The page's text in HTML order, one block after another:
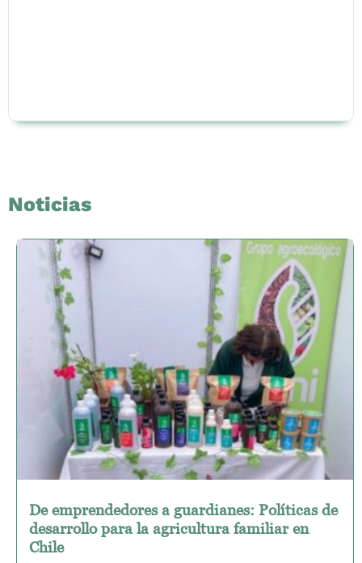
Noticias
De emprendedores a guardianes: Políticas de
desarrollo para la agricultura familiar en
Chile